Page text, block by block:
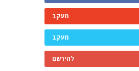
מעקב
מעקב
להירשם